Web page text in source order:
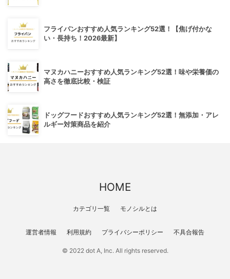
フライパンおすすめ人気ランキング52選！【焦げ付かな
い・長持ち！2026最新】
マヌカハニーおすすめ人気ランキング52選！味や栄養価の
高さを徹底比較・検証
ドッグフードおすすめ人気ランキング52選！無添加・アレ
ルギー対策商品を紹介
HOME
カテゴリ一覧 モノシルとは
運営者情報 利用規約 プライバシーポリシー 不具合報告
© 2022 dot A, Inc. All rights reserved.